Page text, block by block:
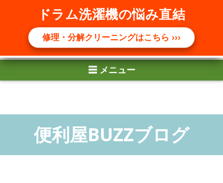
☰ メニュー
ドラム洗濯機の悩み直結
修理・分解クリーニングはこちら ›››